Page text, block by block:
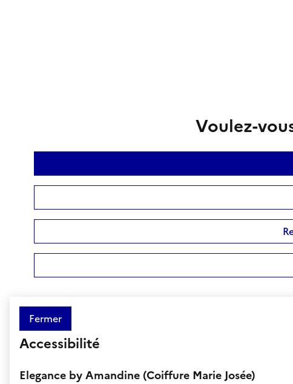
Voulez-
Fermer
Accessibilité
Elegance by Amandine (Coiffure Marie Josée)